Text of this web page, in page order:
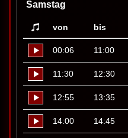
Samstag
von bis
00:06 11:00
11:30 12:30
12:55 13:35
14:00 14:45